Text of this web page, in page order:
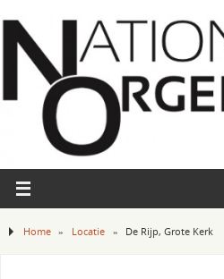
Home » Locatie » De Rijp, Grote Kerk